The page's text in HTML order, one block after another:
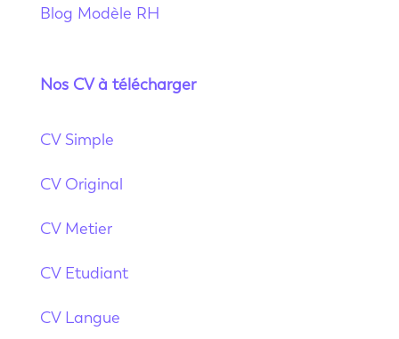
Blog Modèle RH
Nos CV à télécharger
CV Simple
CV Original
CV Metier
CV Etudiant
CV Langue